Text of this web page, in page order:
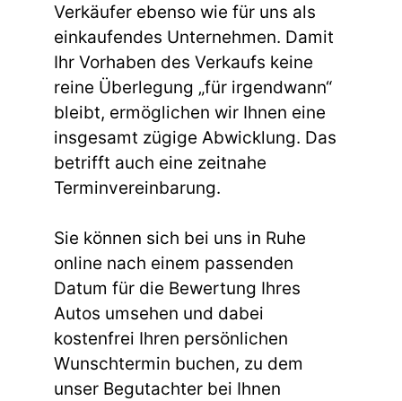
Verkäufer ebenso wie für uns als
einkaufendes Unternehmen. Damit
Ihr Vorhaben des Verkaufs keine
reine Überlegung „für irgendwann“
bleibt, ermöglichen wir Ihnen eine
insgesamt zügige Abwicklung. Das
betrifft auch eine zeitnahe
Terminvereinbarung.
Sie können sich bei uns in Ruhe
online nach einem passenden
Datum für die Bewertung Ihres
Autos umsehen und dabei
kostenfrei Ihren persönlichen
Wunschtermin buchen, zu dem
unser Begutachter bei Ihnen